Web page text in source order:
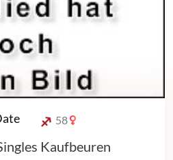
58
Kaufbeuren